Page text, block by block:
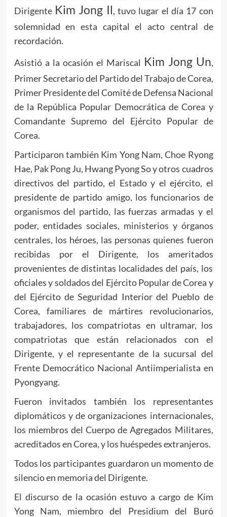
Dirigente Kim Jong Il, tuvo lugar el día 17 con
solemnidad en esta capital el acto central de
recordación.
Asistió a la ocasión el Mariscal Kim Jong Un,
Primer Secretario del Partido del Trabajo de Corea,
Primer Presidente del Comité de Defensa Nacional
de la República Popular Democrática de Corea y
Comandante Supremo del Ejército Popular de
Corea.
Participaron también Kim Yong Nam, Choe Ryong
Hae, Pak Pong Ju, Hwang Pyong So y otros cuadros
directivos del partido, el Estado y el ejército, el
presidente de partido amigo, los funcionarios de
organismos del partido, las fuerzas armadas y el
poder, entidades sociales, ministerios y órganos
centrales, los héroes, las personas quienes fueron
recibidas por el Dirigente, los ameritados
provenientes de distintas localidades del país, los
oficiales y soldados del Ejército Popular de Corea y
del Ejército de Seguridad Interior del Pueblo de
Corea, familiares de mártires revolucionarios,
trabajadores, los compatriotas en ultramar, los
compatriotas que están relacionados con el
Dirigente, y el representante de la sucursal del
Frente Democrático Nacional Antiimperialista en
Pyongyang.
Fueron invitados también los representantes
diplomáticos y de organizaciones internacionales,
los miembros del Cuerpo de Agregados Militares,
acreditados en Corea, y los huéspedes extranjeros.
Todos los participantes guardaron un momento de
silencio en memoria del Dirigente.
El discurso de la ocasión estuvo a cargo de Kim
Yong Nam, miembro del Presidium del Buró